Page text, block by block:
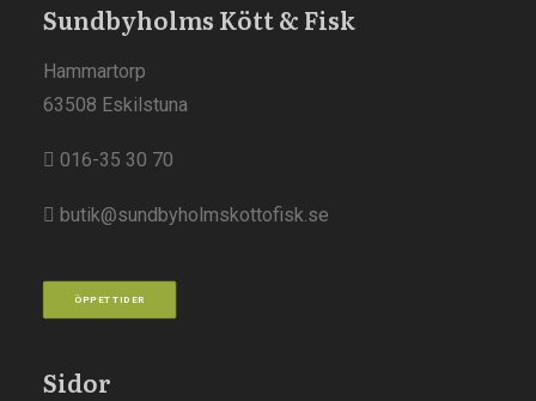
Sundbyholms Kött & Fisk
Hammartorp
63508 Eskilstuna
016-35 30 70
butik@sundbyholmskottofisk.se
ÖPPETTIDER
Sidor